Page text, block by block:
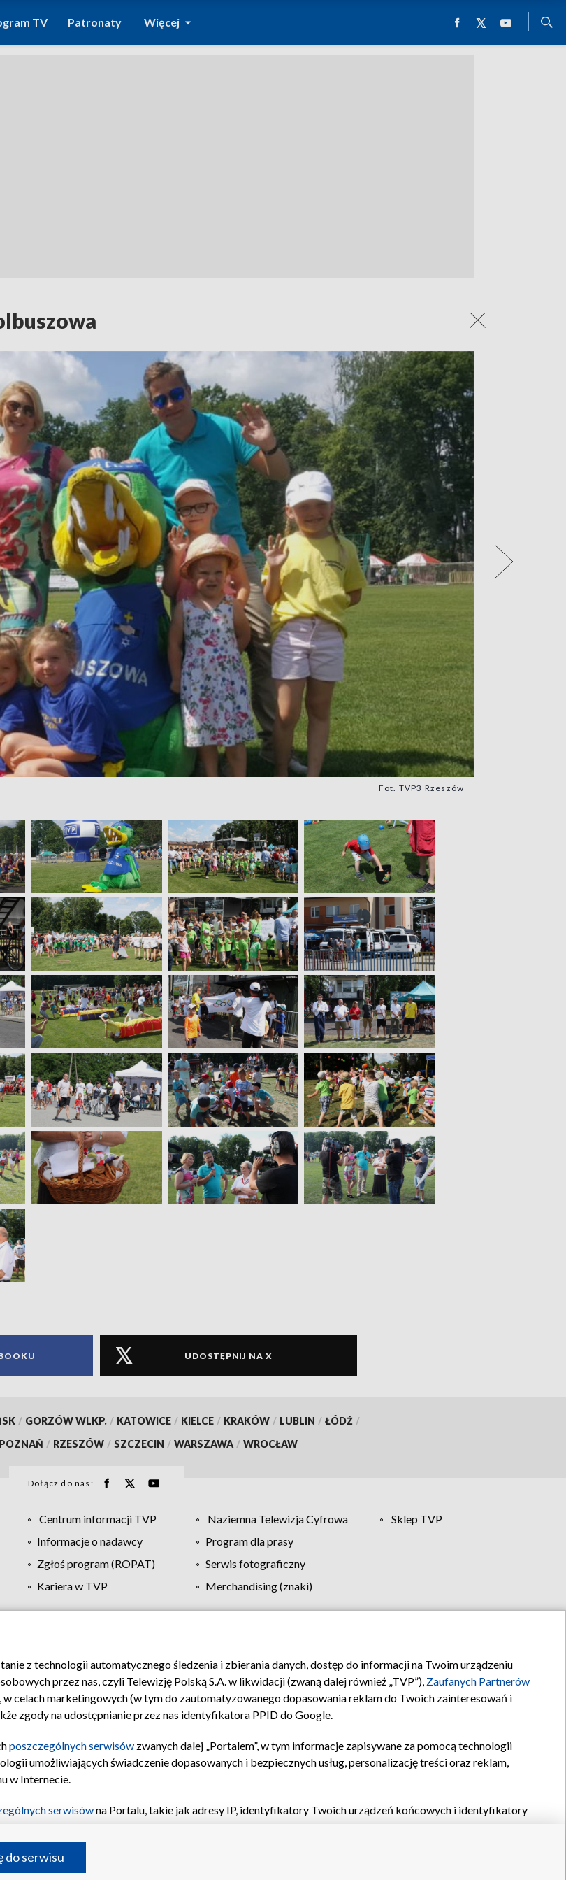
TV Patronaty Więcej
Fot. TVP3 Rzeszów
UDOSTĘPNIJ NA X
/ GORZÓW WLKP. / KATOWICE / KIELCE / KRAKÓW / LUBLIN / ŁÓDŹ /
POZNAŃ / RZESZÓW / SZCZECIN / WARSZAWA / WROCŁAW
Dołącz do nas:
Centrum informacji TVP Naziemna Telewizja Cyfrowa
Sklep TVP
Informacje o nadawcy
Program dla prasy
Zgłoś program (ROPAT)
Serwis fotograficzny
Kariera w TVP
Merchandising (znaki)
Moje zgody Pomoc Biuro reklamy Kontakt
z technologii automatycznego śledzenia i zbierania danych, dostęp do informacji na Twoim urządzeniu
przez nas, czyli Telewizję Polską S.A. w likwidacji (zwaną dalej również „TVP”), Zaufanych Partnerów
, w celach marketingowych (w tym do zautomatyzowanego dopasowania reklam do Twoich zainteresowań i
zgody na udostępnianie przez nas identyfikatora PPID do Google.
poszczególnych serwisów zwanych dalej „Portalem”, w tym informacje zapisywane za pomocą technologii
umożliwiających świadczenie dopasowanych i bezpiecznych usług, personalizację treści oraz reklam,
w Internecie.
serwisówna Portalu, takie jak adresy IP, identyfikatory Twoich urządzeń końcowych i identyfikatory
oraz pozostałych
informacji na urządzeniu lub dostęp do nich, wyboru podstawowych reklam, wyboru spersonalizowanych
treści, wyboru spersonalizowanych treści, pomiaru wydajności reklam, pomiaru wydajności
i ulepszania produktów, zapewnienia bezpieczeństwa, zapobiegania oszustwom i usuwania
do serwisu